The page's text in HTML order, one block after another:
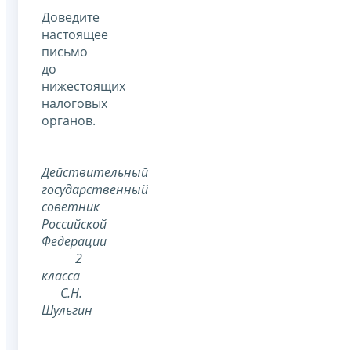
Доведите
настоящее
письмо
до
нижестоящих
налоговых
органов.
Действительный
государственный
советник
Российской
Федерации
2
класса
С.Н.
Шульгин